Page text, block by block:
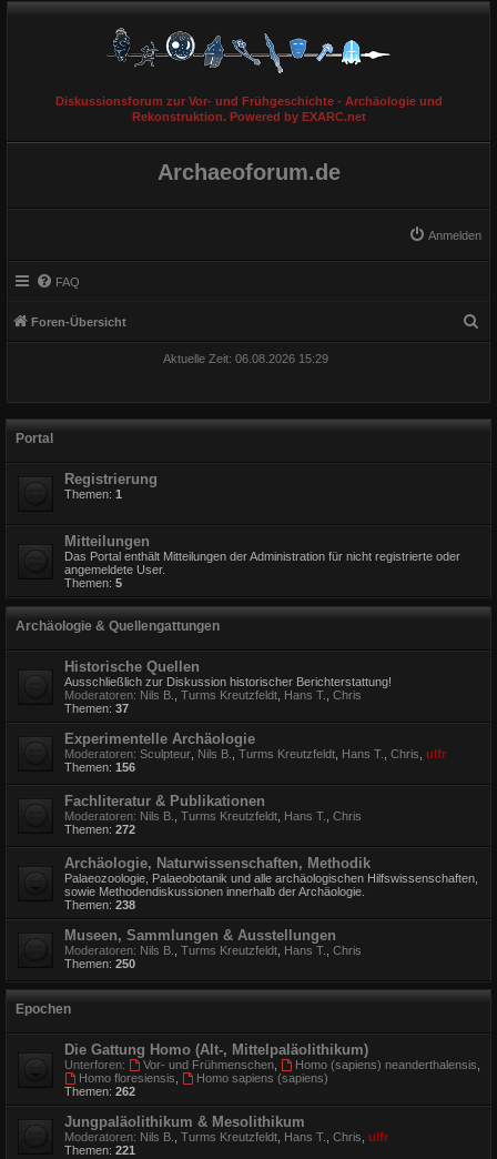
Diskussionsforum zur Vor- und Frühgeschichte - Archäologie und
Rekonstruktion. Powered by EXARC.net
Archaeoforum.de
Anmelden
FAQ
Foren-Übersicht
Aktuelle Zeit: 06.08.2026 15:29
Portal
Registrierung
Themen: 1
Mitteilungen
Das Portal enthält Mitteilungen der Administration für nicht registrierte oder
angemeldete User.
Themen: 5
Archäologie & Quellengattungen
Historische Quellen
Ausschließlich zur Diskussion historischer Berichterstattung!
Moderatoren: Nils B. Turms Kreutzfeldt Hans T.
Chris
Themen: 37
Experimentelle Archäologie
Moderatoren: Sculpteur Nils B. Turms Kreutzfeldt Hans T. Chris ulfr
Themen: 156
Fachliteratur & Publikationen
Moderatoren: Nils B. Turms Kreutzfeldt Hans T.
Chris
Themen: 272
Archäologie, Naturwissenschaften, Methodik
Palaeozoologie, Palaeobotanik und alle archäologischen Hilfswissenschaften,
sowie Methodendiskussionen innerhalb der Archäologie.
Themen: 238
Museen, Sammlungen & Ausstellungen
Moderatoren: Nils B. Turms Kreutzfeldt Hans T.
Chris
Themen: 250
Epochen
Die Gattung Homo (Alt-, Mittelpaläolithikum)
Unterforen: Vor- und Frühmenschen, Homo (sapiens) neanderthalensis
Homo floresiensis
Homo sapiens (sapiens)
Themen: 262
Jungpaläolithikum & Mesolithikum
Moderatoren: Nils B. Turms Kreutzfeldt Hans T. Chris ulfr
Themen: 221